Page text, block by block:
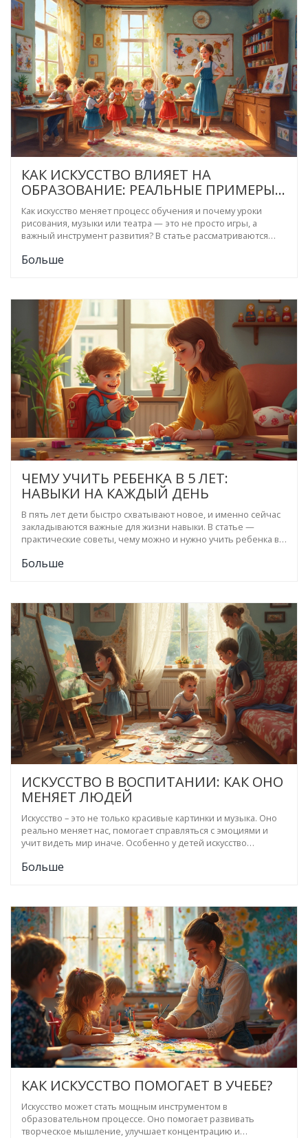
КАК ИСКУССТВО ВЛИЯЕТ НА
ОБРАЗОВАНИЕ: РЕАЛЬНЫЕ ПРИМЕРЫ
И НЕОЖИДАННЫЕ ЭФФЕКТЫ
Как искусство меняет процесс обучения и почему уроки
рисования, музыки или театра — это не просто игры, а
важный инструмент развития? В статье рассматриваются
и социальные навыки детей. Есть короткие советы для
опытом, ведь мои дети тоже учатся через искусство. Всё
просто, честно и по делу.
Больше
ЧЕМУ УЧИТЬ РЕБЕНКА В 5 ЛЕТ:
НАВЫКИ НА КАЖДЫЙ ДЕНЬ
В пять лет дети быстро схватывают новое, и именно сейчас
закладываются важные для жизни навыки. В статье —
практические советы, чему можно и нужно учить ребенка в
занятий, которые развивают мышление, речь,
лишней теории, только практические рекомендации из
личного опыта.
Больше
ИСКУССТВО В ВОСПИТАНИИ: КАК ОНО
МЕНЯЕТ ЛЮДЕЙ
Искусство – это не только красивые картинки и музыка. Оно
реально меняет нас, помогает справляться с эмоциями и
учит видеть мир иначе. Особенно у детей искусство
уверенность в себе. Разберёмся, почему занятия
для тех, кто хочет дать ребёнку больше, чем просто знания
по учебнику.
Больше
КАК ИСКУССТВО ПОМОГАЕТ В УЧЕБЕ?
Искусство может стать мощным инструментом в
образовательном процессе. Оно помогает развивать
творческое мышление, улучшает концентрацию и